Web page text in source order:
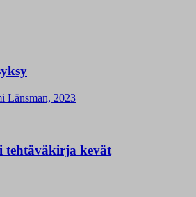
Länsman, 2023
tehtäväkirja kevät